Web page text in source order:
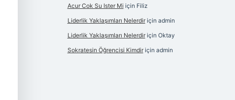
Acur Cok Su Ister Mi için Filiz
Liderlik Yaklaşımları Nelerdiriçin admin
Liderlik Yaklaşımları Nelerdiriçin Oktay
Sokratesin Öğrencisi Kimdiriçin admin